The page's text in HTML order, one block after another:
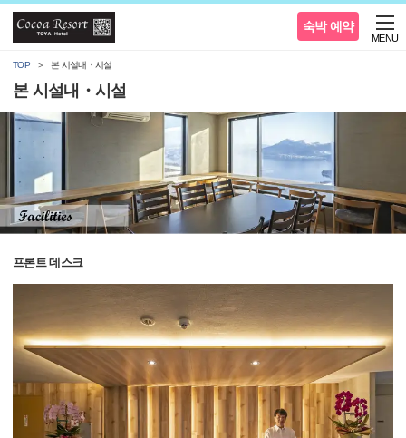
숙박 예약
MENU
TOP 본 시설내・시설
본 시설내・시설
프론트 데스크